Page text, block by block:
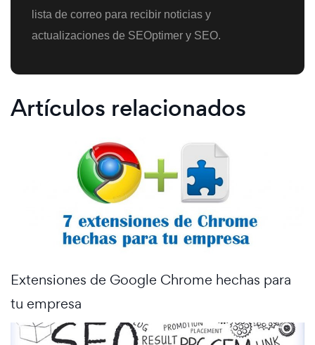
lista de correo para recibir noticias y
actualizaciones de SEOptimer y SEO.
Artículos relacionados
Extensiones de Google Chrome hechas para
tu empresa